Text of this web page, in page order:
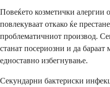
Повеќето козметички алергии
повлекуваат откако ќе
проблематичниот производ.
станат посериозни и да
едноставно избегнување.
Секундарни бактериски